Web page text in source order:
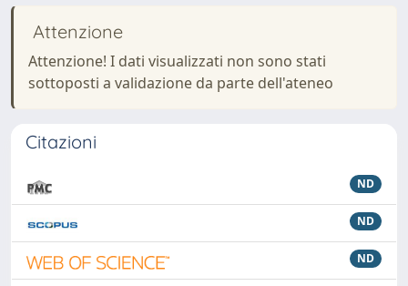
Attenzione
Attenzione! I dati visualizzati non sono stati
sottoposti a validazione da parte dell'ateneo
Citazioni
ND
ND
ND